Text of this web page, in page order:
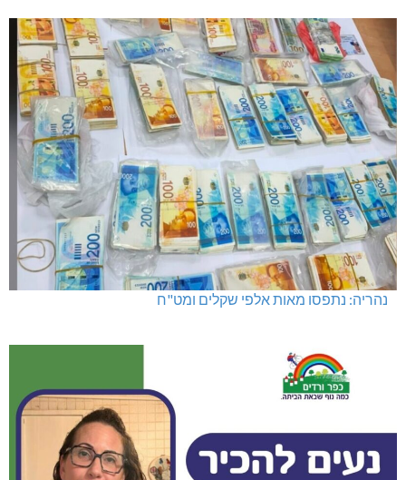
נהריה: נתפסו מאות אלפי שקלים ומט"ח